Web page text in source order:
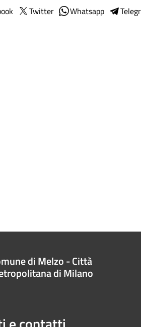
Twitter Whatsapp
di Melzo - Città
di Milano